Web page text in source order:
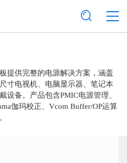
提供完整的电源解决方案，涵盖
寸电视机、电脑显示器、笔记本
设备。产品包含PMIC电源管理、
伽玛校正、Vcom Buffer/OP运算